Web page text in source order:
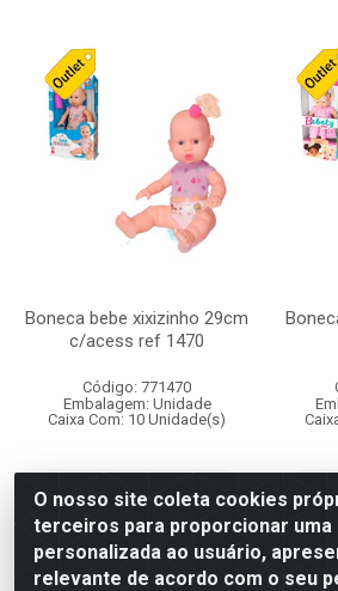
Boneca bebe xixizinho 29cm
c/acess ref 1470
Código: 771470
Embalagem: Unidade
Caixa Com: 10 Unidade(s)
cadastre-se para
comprar.
O nosso site coleta cookies
terceiros para proporcionar uma
personalizada ao usuário,
relevante de acordo com o seu